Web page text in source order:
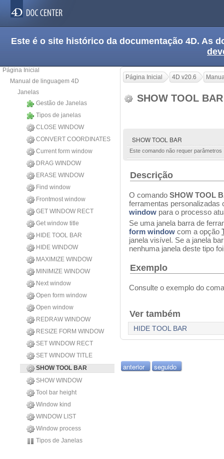
Este é o site histórico da documentação 4D. As
Página Inicial
Manual de linguagem 4D
Janelas
Gestão de Janelas
Tipos de janelas
CLOSE WINDOW
CONVERT COORDINATES
Current form window
DRAG WINDOW
ERASE WINDOW
Find window
Frontmost window
GET WINDOW RECT
Get window title
HIDE TOOL BAR
HIDE WINDOW
MAXIMIZE WINDOW
MINIMIZE WINDOW
Next window
Open form window
Open window
REDRAW WINDOW
RESIZE FORM WINDOW
SET WINDOW RECT
SET WINDOW TITLE
SHOW TOOL BAR
SHOW WINDOW
Tool bar height
Window kind
WINDOW LIST
Window process
Tipos de Janelas
Página Inicial 4D v20.6
SHOW TOOL
SHOW TOOL BAR
Este comando não requer parâmetros
Descrição
O comando SHOW TOOL
ferramentas
window para o processo
Se uma janela barra de
form window com a opção
janela visível. Se a janela
nenhuma janela deste tipo
Exemplo
Consulte o exemplo do
Ver também
HIDE TOOL BAR
anterior seguido